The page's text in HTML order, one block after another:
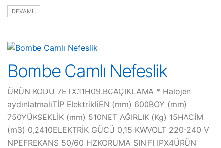
DEVAMI..
Bombe Camlı Nefeslik
ÜRÜN KODU 7ETX.11H09.BCAÇIKLAMA * Halojen
aydınlatmalıTİP ElektrikliEN (mm) 600BOY (mm)
750YÜKSEKLİK (mm) 510NET AĞIRLIK (Kg) 15HACİM
(m3) 0,2410ELEKTRİK GÜCÜ 0,15 KWVOLT 220-240 V
NPEFREKANS 50/60 HZKORUMA SINIFI IPX4ÜRÜN